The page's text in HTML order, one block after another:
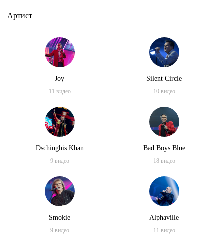
1:21:28
Авторадио
Дискотека 80-х (2018) Полная версия фестиваля Авторадио
версия)
Артист
Joy
11 видео
Silent Circle
10видео
Dschinghis Khan
9видео
Bad Boys Blue
18видео
Smokie
9видео
Alphaville
11 видео